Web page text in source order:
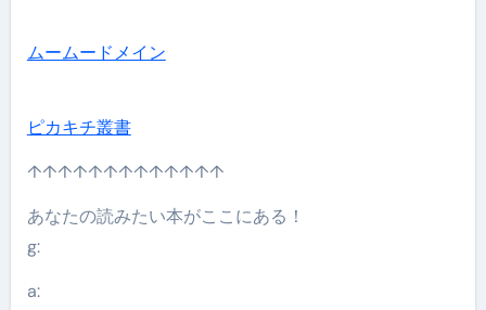
ムームードメイン
ピカキチ叢書
↑↑↑↑↑↑↑↑↑↑↑↑↑
あなたの読みたい本がここにある！
g:
a: